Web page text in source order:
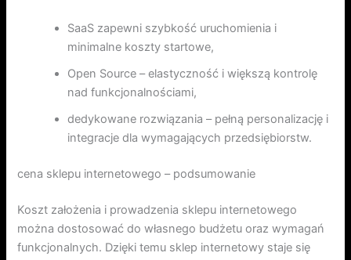
SaaS zapewni szybkość uruchomienia i
minimalne koszty startowe,
Open Source – elastyczność i większą kontrolę
nad funkcjonalnościami,
dedykowane rozwiązania – pełną personalizację i
integracje dla wymagających przedsiębiorstw.
cena sklepu internetowego – podsumowanie
Koszt założenia i prowadzenia sklepu internetowego
można dostosować do własnego budżetu oraz wymagań
funkcjonalnych. Dzięki temu sklep internetowy staje się